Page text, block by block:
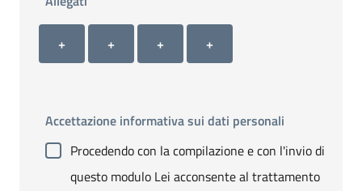
Allegato 1
+
Allegato 2
+
Allegato 3
+
Allegato 4
+
Accettazione informativa sui dati personali
Procedendo con la compilazione e con l'invio di
questo modulo Lei acconsente al trattamento